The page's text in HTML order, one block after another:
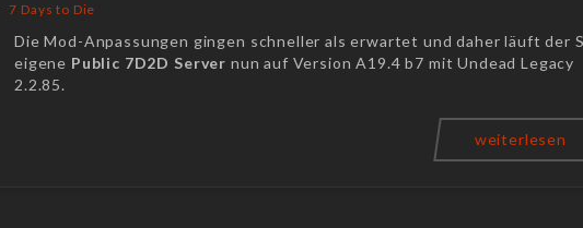
7 Days to Die
Die Mod-Anpassungen gingen schneller als erwartet und daher läuft der
eigene Public 7D2D Server nun auf Version A19.4 b7 mit Undead Legacy
2.2.85.
weiterlesen